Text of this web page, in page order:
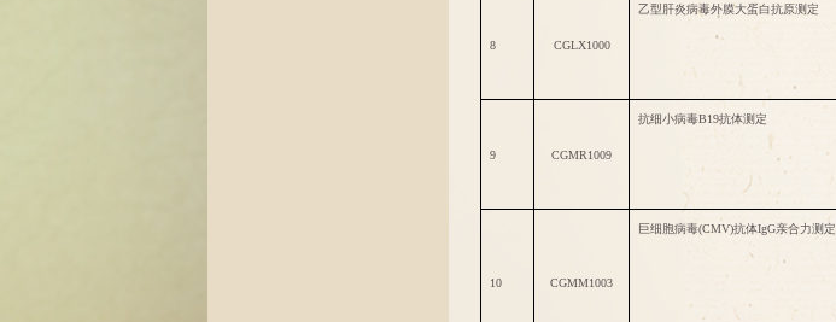
8 CGLX1000
乙型肝炎病毒外膜大蛋白抗原测定
9 CGMR1009
抗细小病毒B19抗体测定
10 CGMM1003
巨细胞病毒(CMV)抗体IgG亲合力测定